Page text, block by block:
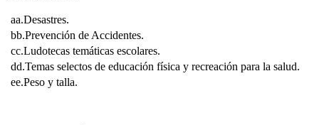
aa.Desastres.
bb.Prevención de Accidentes.
cc.Ludotecas temáticas escolares.
dd.Temas selectos de educación física y recreación para la salud.
ee.Peso y talla.